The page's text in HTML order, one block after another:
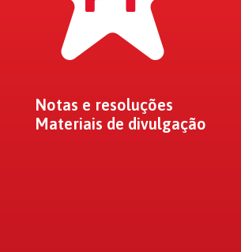
Notas e resoluções
Materiais de divulgação